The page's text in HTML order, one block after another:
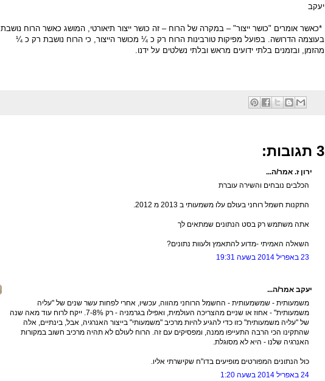
יעקב
*כאשר אומרים "כושר ייצור" – במקרה של הרוח – זה כושר ייצור תיאורטי, המושג כאשר הרוח נושבת
בעוצמה הדרושה. בפועל מפיקות טורבינות הרוח רק כ ¼ מכושר הייצור, כי הרוח נושבת רק כ ¼
מהזמן, ובזמנים בלתי ידועים מראש ובלתי נשלטים על ידנו.
3 תגובות:
ירון ז. אמר/ה...
הכלבים נובחים והשירה עוברת
התקנות חשמל רוחני בעולם עלו משמעותי ב 2013 מ 2012.
אתה משתמש רק בסט הנתונים שמתאים לך
השאלה האמיתי -מדוע להתאמץ ולעוות נתונים?
23 באפריל 2014 בשעה 19:31
יעקב אמר/ה...
משמעותית - שמשמעותית - החשמל הרוחני מהווה, עכשיו, אחרי לפחות עשר שנים של "עליה
משמעותית" - אחוז או שניים מהצריכה העולמית, ואפילו בגרמניה - רק 7-8%. ייקח לרוח עוד מאה שנה
של "עליה משמעותית" כזו כדי להגיע להיות מרכיב "משמעותי" בייצור האנרגיה, אבל, בינתיים, אלה
שהתקינו הכי הרבה התעייפו ממנה, ומפסיקים עם זה. הרוח לעולם לא תהיה מרכיב חשוב במקורות
האנרגיה שלנו - היא לא מסוגלת.
כול הנתונים המפורטים מופיעים בדו"ח שקישרתי אליו.
24 באפריל 2014 בשעה 1:20